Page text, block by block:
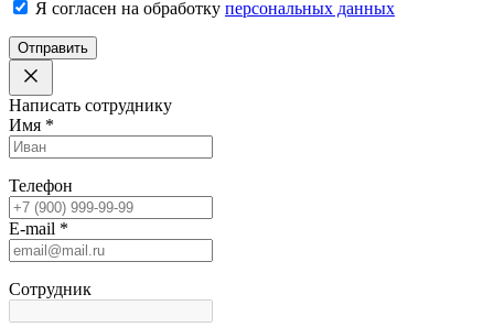
Я согласен на обработку персональных данных
Отправить
Написать сотруднику
Имя *
Телефон
E-mail *
Сотрудник